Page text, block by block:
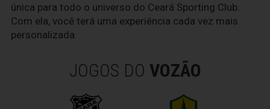
única para todo o universo do Ceará Sporting Club.
Com ela, você terá uma experiência cada vez mais
personalizada.
JOGOS DO VOZÃO